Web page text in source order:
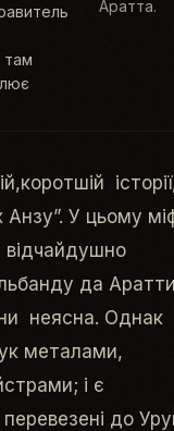
там
Аратта.
Анзу”. У цьому
відчайдушно
да
неясна. Однак
металами,
і є
до